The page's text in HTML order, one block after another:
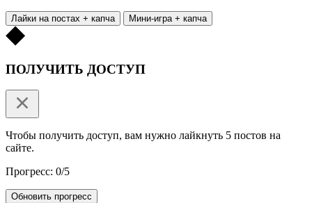
Лайки на постах + капча Мини-игра + капча
ПОЛУЧИТЬ ДОСТУП
Чтобы получить доступ, вам нужно лайкнуть 5 постов на
сайте.
Прогресс: 0/5
Обновить прогресс